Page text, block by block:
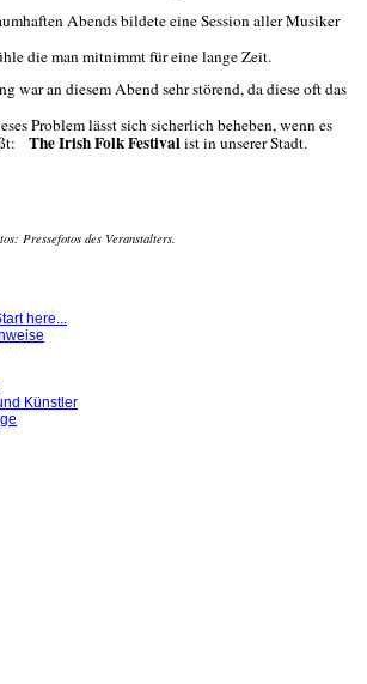
Abends bildete eine Session aller Musiker
die man mitnimmt für eine lange Zeit.
war an diesem Abend sehr störend, da diese oft das
Problem lässt sich sicherlich beheben, wenn es
The Irish Folk Festivalist in unserer Stadt.
Pressefotos des Veranstalters.
here...
Künstler